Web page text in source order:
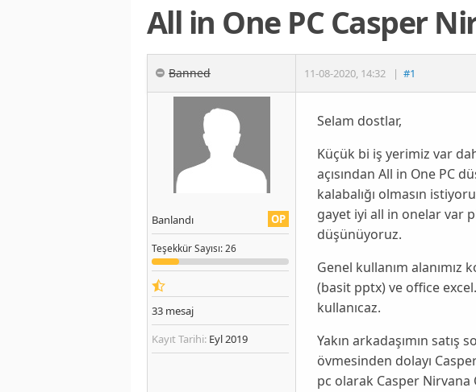
All in One PC Casper
Banned 11-08-2020, 14:32 | #1
OP
Banlandı
TeşekkürSayısı: 26
33 mesaj
Kayıt Tarihi: Eyl 2019
Selam dostlar,
Küçük bi iş yerimiz var
açısından All in One PC
kalabalığı olmasın
gayet iyi all in onelar var
düşünüyoruz.
Genel kullanım
(basit pptx) ve office excel.
kullanıcaz.
Yakın arkadaşımın satış
övmesinden dolayı
pc olarak Casper Nirvana